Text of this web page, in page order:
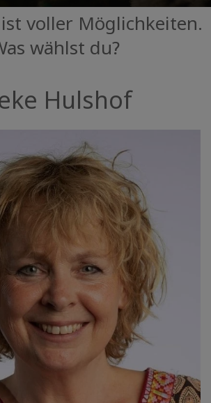
voller Möglichkeiten.
wählst du?
Hulshof